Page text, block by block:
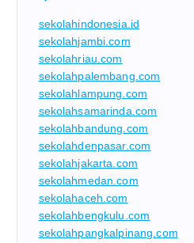
sekolahindonesia.id
sekolahjambi.com
sekolahriau.com
sekolahpalembang.com
sekolahlampung.com
sekolahsamarinda.com
sekolahbandung.com
sekolahdenpasar.com
sekolahjakarta.com
sekolahmedan.com
sekolahaceh.com
sekolahbengkulu.com
sekolahpangkalpinang.com